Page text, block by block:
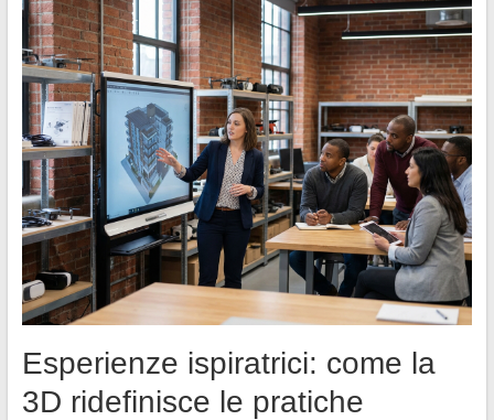
Esperienze ispiratrici: come la
3D ridefinisce le pratiche